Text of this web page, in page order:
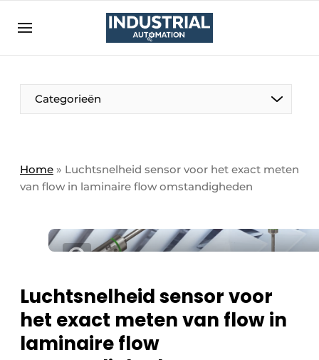
Aanmelden
Bedrijven
Bedrijven
Direct contact
Eigen content aanleveren
Home
Nieuwsbrief
Privacy / Cookie statement
Categorieën
Home » Luchtsnelheid sensor voor het exact meten
van flow in laminaire flow omstandigheden
Luchtsnelheid sensor voor
het exact meten van flow in
laminaire flow